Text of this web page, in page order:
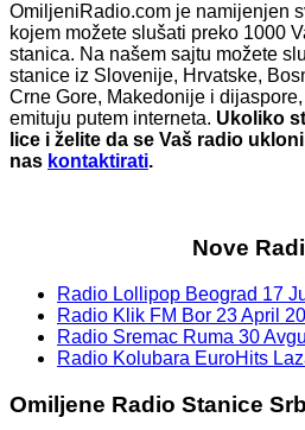
OmiljeniRadio.com je namijenjen
kojem možete slušati preko 1000
stanica. Na našem sajtu možete
stanice iz Slovenije, Hrvatske,
Crne Gore, Makedonije i
emituju putem interneta. Ukoliko
lice i želite da se Vaš radio
nas kontaktirati.
Nove
Radio Lollipop Beograd 17
Radio Klik FM Bor 23 April
Radio Sremac Ruma 30
Radio Kolubara EuroHits
Omiljene Radio Stanice